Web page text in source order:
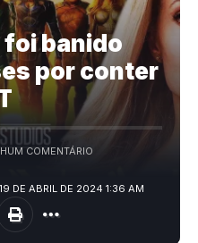
foi banido
por conter
DE ABRIL DE 2024 1:36 AM
COMENTÁRIO